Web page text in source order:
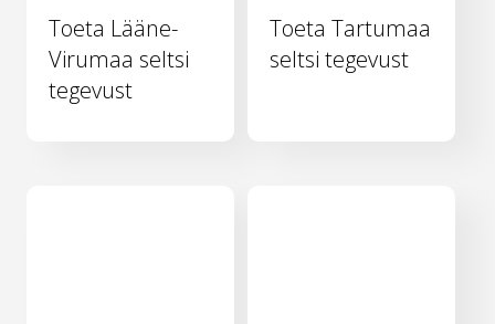
Toeta Lääne-
Virumaa seltsi
tegevust
Toeta Tartumaa
seltsi tegevust